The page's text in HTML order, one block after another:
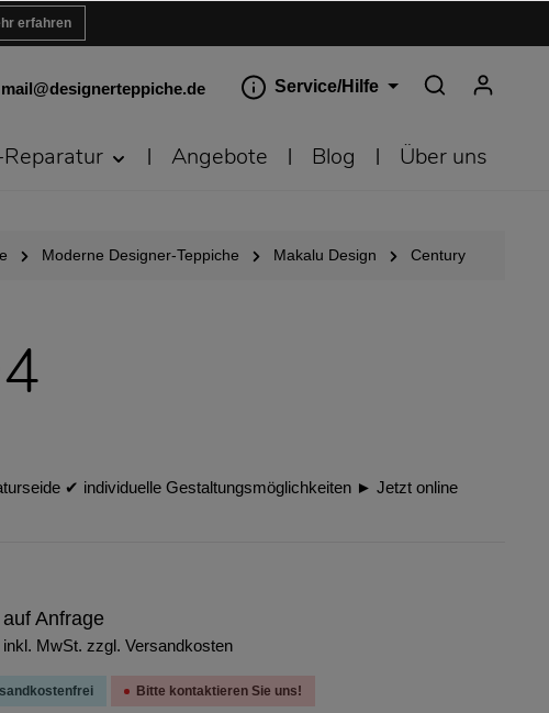
erfahren
mail@designerteppiche.de Service/Hilfe
Angebote Blog Über uns
Moderne Designer-Teppiche Makalu Design Century
✔︎ individuelle Gestaltungsmöglichkeiten ► Jetzt online
Anfrage
inkl. MwSt. zzgl. Versandkosten
Bitte kontaktieren Sie uns!